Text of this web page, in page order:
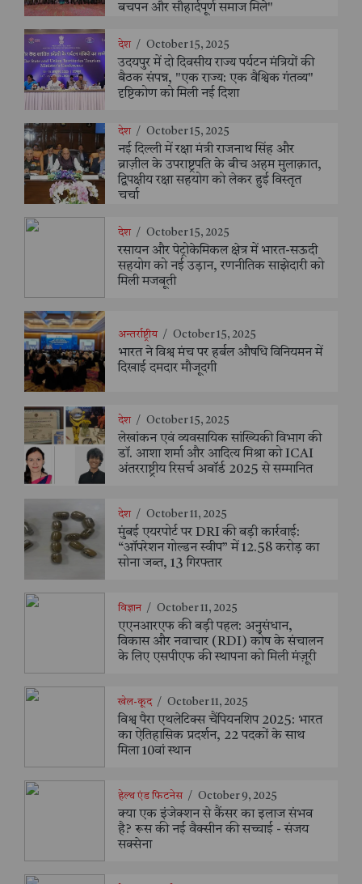
बचपन और सौहार्दपूर्ण समाज मिले"
देश / October 15, 2025
उदयपुर में दो दिवसीय राज्य पर्यटन मंत्रियों की
बैठक संपन्न, "एक राज्य: एक वैश्विक गंतव्य"
दृष्टिकोण को मिली नई दिशा
देश / October 15, 2025
नई दिल्ली में रक्षा मंत्री राजनाथ सिंह और
ब्राज़ील के उपराष्ट्रपति के बीच अहम मुलाक़ात,
द्विपक्षीय रक्षा सहयोग को लेकर हुई विस्तृत
चर्चा
देश / October 15, 2025
रसायन और पेट्रोकेमिकल क्षेत्र में भारत-सऊदी
सहयोग को नई उड़ान, रणनीतिक साझेदारी को
मिली मजबूती
अन्तर्राष्ट्रीय / October 15, 2025
भारत ने विश्व मंच पर हर्बल औषधि विनियमन में
दिखाई दमदार मौजूदगी
देश / October 15, 2025
लेखांकन एवं व्यवसायिक सांख्यिकी विभाग की
डॉ. आशा शर्मा और आदित्य मिश्रा को ICAI
अंतरराष्ट्रीय रिसर्च अवॉर्ड 2025 से सम्मानित
देश / October 11, 2025
मुंबई एयरपोर्ट पर DRI की बड़ी कार्रवाई:
“ऑपरेशन गोल्डन स्वीप” में 12.58 करोड़ का
सोना जब्त, 13 गिरफ्तार
विज्ञान / October 11, 2025
एएनआरएफ की बड़ी पहल: अनुसंधान,
विकास और नवाचार (RDI) कोष के संचालन
के लिए एसपीएफ की स्थापना को मिली मंज़ूरी
खेल-कूद / October 11, 2025
विश्व पैरा एथलेटिक्स चैंपियनशिप 2025: भारत
का ऐतिहासिक प्रदर्शन, 22 पदकों के साथ
मिला 10वां स्थान
हेल्थ एंड फिटनेस / October 9, 2025
क्या एक इंजेक्शन से कैंसर का इलाज संभव
है? रूस की नई वैक्सीन की सच्चाई - संजय
सक्सेना